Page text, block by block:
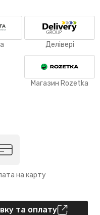
Делівері
Магазин Rozetka
на карту
та оплату